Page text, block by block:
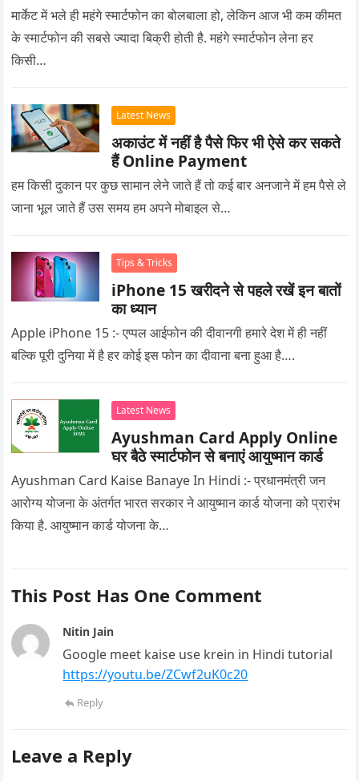
मार्केट में भले ही महंगे स्मार्टफोन का बोलबाला हो, लेकिन आज भी कम कीमत
के स्मार्टफोन की सबसे ज्यादा बिक्री होती है. महंगे स्मार्टफोन लेना हर
किसी…
Latest News
अकाउंट में नहीं है पैसे फिर भी ऐसे कर सकते
हैं Online Payment
हम किसी दुकान पर कुछ सामान लेने जाते हैं तो कई बार अनजाने में हम पैसे ले
जाना भूल जाते हैं उस समय हम अपने मोबाइल से…
Tips & Tricks
iPhone 15 खरीदने से पहले रखें इन बातों
का ध्यान
Apple iPhone 15 :- एप्पल आईफोन की दीवानगी हमारे देश में ही नहीं
बल्कि पूरी दुनिया में है हर कोई इस फोन का दीवाना बना हुआ है….
Latest News
Ayushman Card Apply Online
घर बैठे स्मार्टफोन से बनाएं आयुष्मान कार्ड
Ayushman Card Kaise Banaye In Hindi :- प्रधानमंत्री जन
आरोग्य योजना के अंतर्गत भारत सरकार ने आयुष्मान कार्ड योजना को प्रारंभ
किया है. आयुष्मान कार्ड योजना के…
This Post Has One Comment
Nitin Jain
Google meet kaise use krein in Hindi tutorial
https://youtu.be/ZCwf2uK0c20
Reply
Leave a Reply